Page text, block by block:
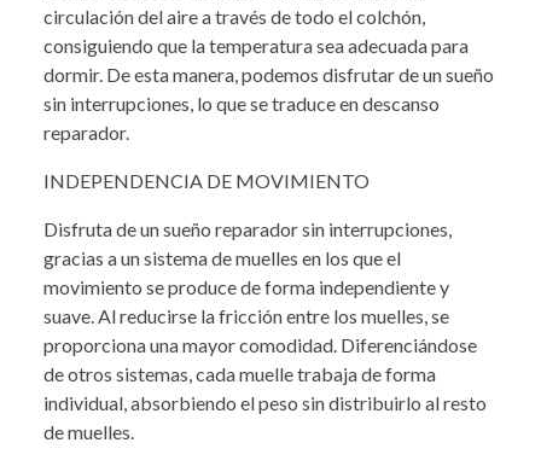
circulación del aire a través de todo el colchón,
consiguiendo que la temperatura sea adecuada para
dormir. De esta manera, podemos disfrutar de un sueño
sin interrupciones, lo que se traduce en descanso
reparador.
INDEPENDENCIA DE MOVIMIENTO
Disfruta de un sueño reparador sin interrupciones,
gracias a un sistema de muelles en los que el
movimiento se produce de forma independiente y
suave. Al reducirse la fricción entre los muelles, se
proporciona una mayor comodidad. Diferenciándose
de otros sistemas, cada muelle trabaja de forma
individual, absorbiendo el peso sin distribuirlo al resto
de muelles.